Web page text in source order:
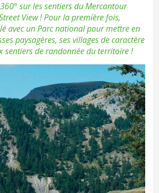
sur les sentiers du Mercantour
View ! Pour la première fois,
avec un Parc national pour mettre en
paysagères, ses villages de caractère
sentiers de randonnée du territoire !